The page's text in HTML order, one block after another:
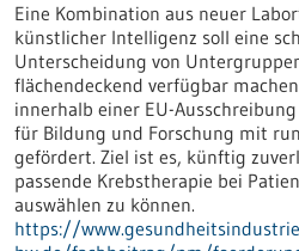
Eine Kombination aus neuer
künstlicher Intelligenz soll eine
Unterscheidung von
flächendeckend verfügbar
innerhalb einer EU-
für Bildung und Forschung mit
gefördert. Ziel ist es, künftig
passende Krebstherapie bei
auswählen zu können.
https://